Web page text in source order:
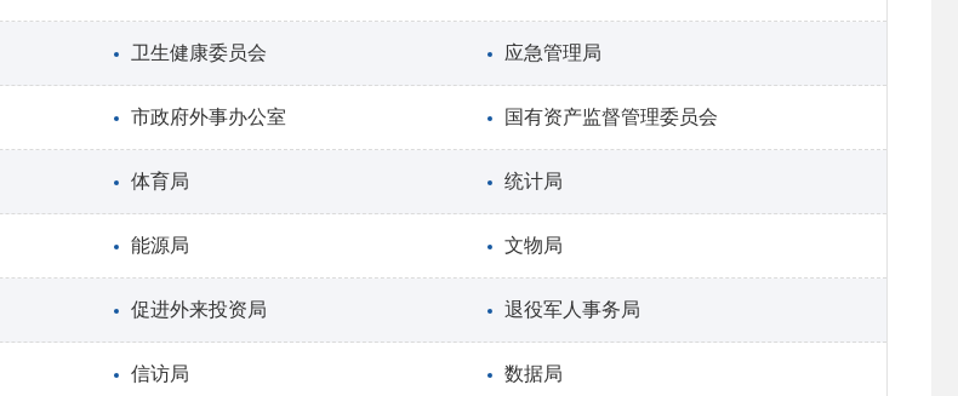
卫生健康委员会 应急管理局
市政府外事办公室 国有资产监督管理委员会
体育局 统计局
能源局 文物局
促进外来投资局 退役军人事务局
信访局 数据局